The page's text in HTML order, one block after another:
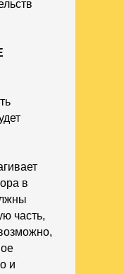
в
часть,
и